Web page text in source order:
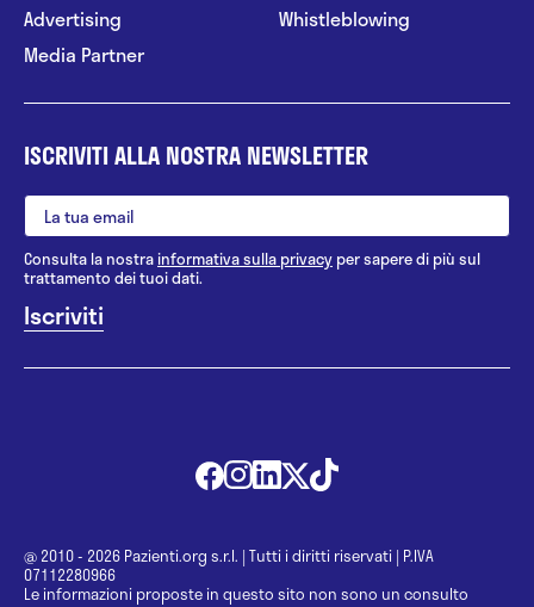
Advertising
Media Partner
Whistleblowing
ISCRIVITI ALLA NOSTRA NEWSLETTER
Consulta la nostrainformativa sulla privacy per sapere di più sul
trattamento dei tuoi dati.
@ 2010 - 2026 Pazienti.org s.r.l. | Tutti i diritti riservati | P.IVA
07112280966
Le informazioni proposte in questo sito non sono un consulto